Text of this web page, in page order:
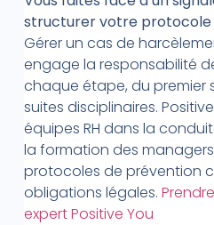
structurer votre protocole
Gérer un cas de
engage la responsabilité
chaque étape, du premier
suites disciplinaires.
équipes RH dans la
la formation des
protocoles de prévention
obligations légales.
expert Positive You